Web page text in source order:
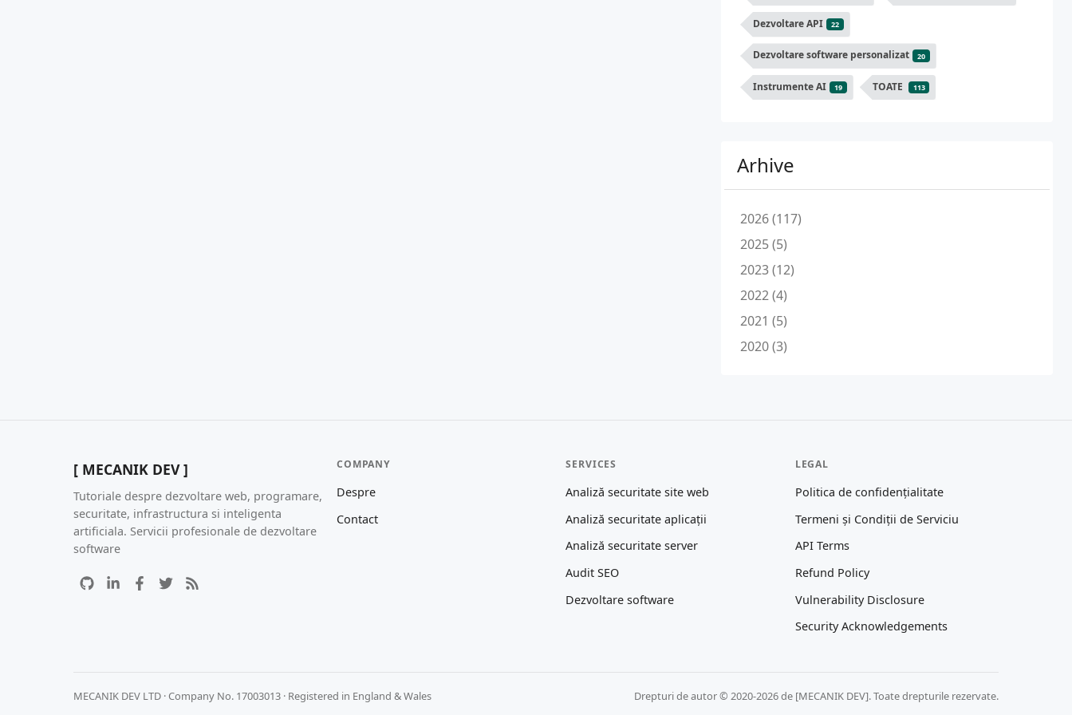
Dezvoltare API 22
Dezvoltare software personalizat 20
Instrumente AI 19 TOATE 113
Arhive
2026 (117)
2025 (5)
2023 (12)
2022 (4)
2021 (5)
2020 (3)
[ MECANIK DEV ]
Tutoriale despre dezvoltare web, programare,
securitate, infrastructura si inteligenta
artificiala. Servicii profesionale de dezvoltare
software
COMPANY
Despre
Contact
SERVICES
Analiză securitate site web
Analiză securitate aplicații
Analiză securitate server
Audit SEO
Dezvoltare software
LEGAL
Politica de confidențialitate
Termeni și Condiții de Serviciu
API Terms
Refund Policy
Vulnerability Disclosure
Security Acknowledgements
MECANIK DEV LTD · Company No. 17003013 · Registered in England & Wales Drepturi de autor © 2020-2026 de [MECANIK DEV]. Toate drepturile rezervate.